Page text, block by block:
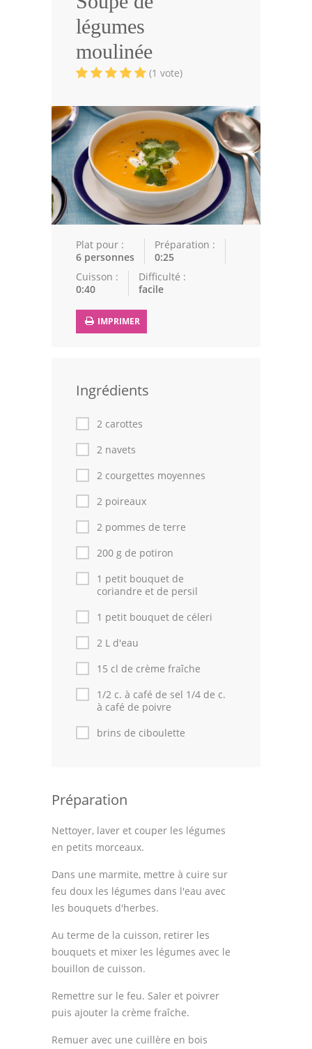
Volailles
Cuisines Orientales
Pâtisseries Orientales
Cuisine Algérienne
Cuisine Tunisienne
Cuisine Juive
Cuisine Libanaise
Articles
Actualités
Leçons de cuisine
Chefs
Forum
Thèmes
Espace Personnel
légumes
moulinée
(1 vote)
Plat pour :
6 personnes
Préparation :
0:25
Cuisson :
0:40
Difficulté :
facile
IMPRIMER
Ingrédients
2 carottes
2 navets
2 courgettes moyennes
2 poireaux
2 pommes de terre
200 g de potiron
1 petit bouquet de
coriandre et de persil
1 petit bouquet de céleri
2 L d'eau
15 cl de crème fraîche
1/2 c. à café de sel 1/4 de c.
à café de poivre
brins de ciboulette
Préparation
Nettoyer, laver et couper les légumes
en petits morceaux.
Dans une marmite, mettre à cuire sur
feu doux les légumes dans l'eau avec
les bouquets d'herbes.
Au terme de la cuisson, retirer les
bouquets et mixer les légumes avec le
bouillon de cuisson.
Remettre sur le feu. Saler et poivrer
puis ajouter la crème fraîche.
Remuer avec une cuillère en bois